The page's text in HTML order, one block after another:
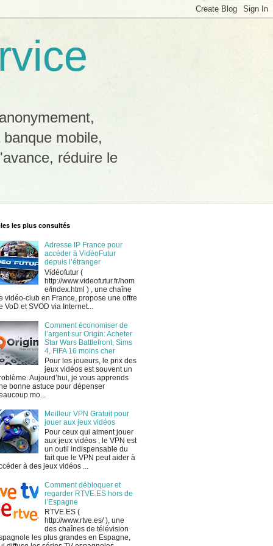
mobile,
réduire le
les plus consultés
Adresse IP France pour
accéder à VidéoFutur
depuis l’étranger
Vidéofutur (
http://www.videofutur.fr/hom
e/index.html ) , une chaîne
vidéo-club en France, propose une offre
VoD et SVOD via Internet...
Comment économiser de
l’argent sur Origin: Acheter
Star Wars Battlefront, Sims
4, FIFA 16 moins cher
Pour les joueurs, le prix des
jeux vidéos est souvent un
Aujourd’hui, je vous apprends
bonne astuce pour dépenser
mo...
Meilleur VPN Gratuit pour
jouer aux jeux vidéos
Pour ceux qui aiment jouer
aux jeux vidéos , le VPN est
un outil indispensable du
fait que le VPN peut aider à
à des jeux vidéos ...
Comment débloquer et
regarder RTVE.ES hors de
l’Espagne
RTVE.ES (
http://www.rtve.es/ ), une
des chaînes de télévision
les plus grandes en Espagne,